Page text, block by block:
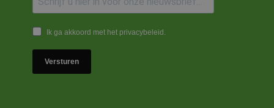
Ik ga akkoord met het privacybeleid.
Versturen